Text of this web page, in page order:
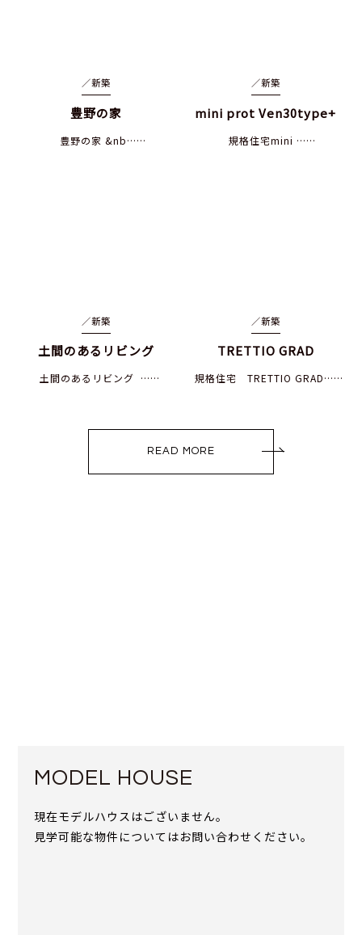
／新築
豊野の家
豊野の家 &nb……
／新築
mini prot Ven30type+
規格住宅mini ……
／新築
土間のあるリビング
土間のあるリビング ……
／新築
TRETTIO GRAD
規格住宅 TRETTIO GRAD……
READ MORE
MODEL HOUSE
現在モデルハウスはございません。
見学可能な物件についてはお問い合わせください。